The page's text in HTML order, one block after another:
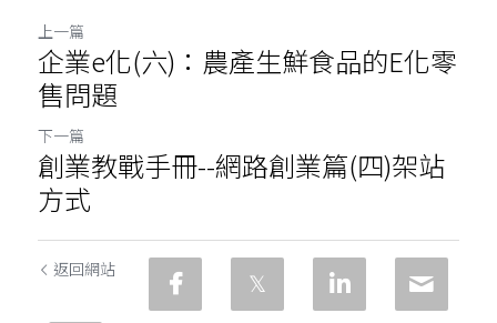
上一篇
企業e化(六)：農產生鮮食品的E化零
售問題
下一篇
創業教戰手冊--網路創業篇(四)架站
方式
返回網站